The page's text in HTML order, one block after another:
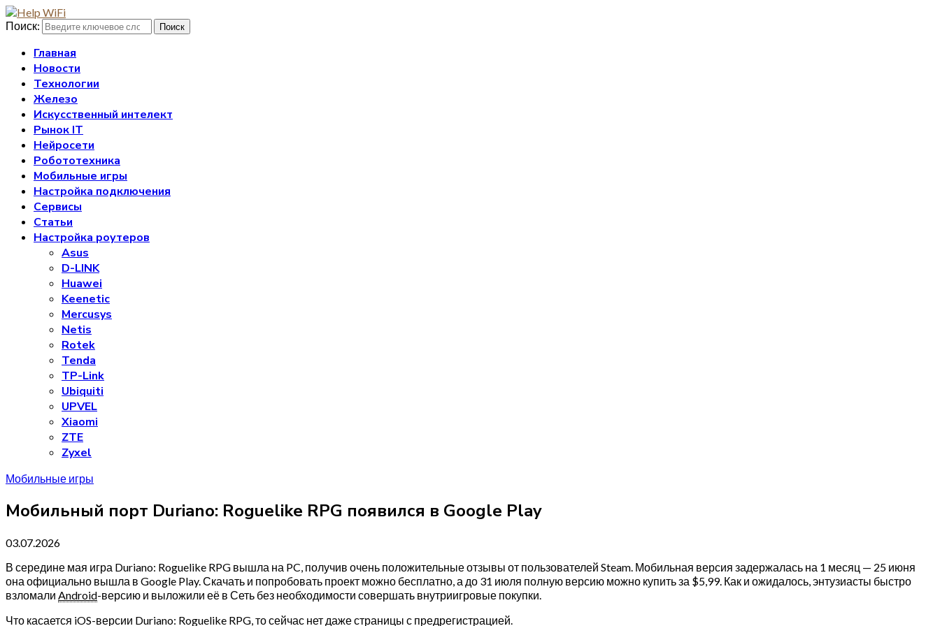
Поиск: Поиск
Главная
Новости
Технологии
Железо
Искусственный интелект
Рынок IT
Нейросети
Робототехника
Мобильные игры
Настройка подключения
Сервисы
Статьи
Настройка роутеров
Asus
D-LINK
Huawei
Keenetic
Mercusys
Netis
Rotek
Tenda
TP-Link
Ubiquiti
UPVEL
Xiaomi
ZTE
Zyxel
Мобильные игры
Мобильный порт Duriano: Roguelike RPG появился в Google Play
03.07.2026
В середине мая игра Duriano: Roguelike RPG вышла на PC, получив очень положительные отзывы от пользователей Steam. Мобильная версия задержалась на 1 месяц — 25 июня
она официально вышла в Google Play. Скачать и попробовать проект можно бесплатно, а до 31 июля полную версию можно купить за $5,99. Как и ожидалось, энтузиасты быстро
взломали Android-версию и выложили её в Сеть без необходимости совершать внутриигровые покупки.
Что касается iOS-версии Duriano: Roguelike RPG, то сейчас нет даже страницы с предрегистрацией.